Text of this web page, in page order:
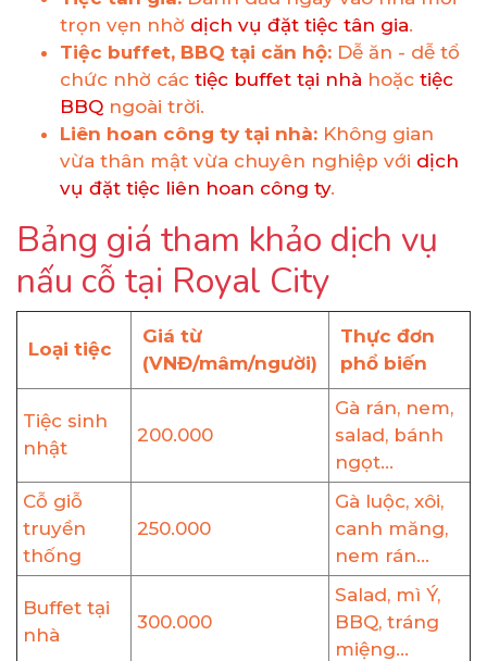
trọn vẹn nhờ dịch vụ đặt tiệc tân gia.
Tiệc buffet, BBQ tại căn hộ: Dễ ăn - dễ tổ
chức nhờ các tiệc buffet tại nhà hoặc tiệc
BBQ ngoài trời.
Liên hoan công ty tại nhà: Không gian
vừa thân mật vừa chuyên nghiệp với dịch
vụ đặt tiệc liên hoan công ty.
Bảng giá tham khảo dịch vụ
nấu cỗ tại Royal City
Loại tiệc
Giá từ
(VNĐ/mâm/người)
Thực đơn
phổ biến
Tiệc sinh
nhật
200.000
Gà rán, nem,
salad, bánh
ngọt...
Cỗ giỗ
truyền
thống
250.000
Gà luộc, xôi,
canh măng,
nem rán...
Buffet tại
nhà
300.000
Salad, mì Ý,
BBQ, tráng
miệng...